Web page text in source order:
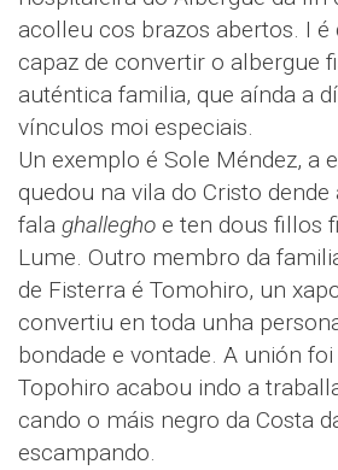
acolleu cos brazos abertos. I é
capaz de convertir o albergue
auténtica familia, que aínda a
vínculos moi especiais.
Un exemplo é Sole Méndez, a
quedou na vila do Cristo dende
fala ghallegho e ten dous fillos
Lume. Outro membro da
de Fisterra é Tomohiro, un
convertiu en toda unha
bondade e vontade. A unión
Topohiro acabou indo a
cando o máis negro da Costa
escampando.